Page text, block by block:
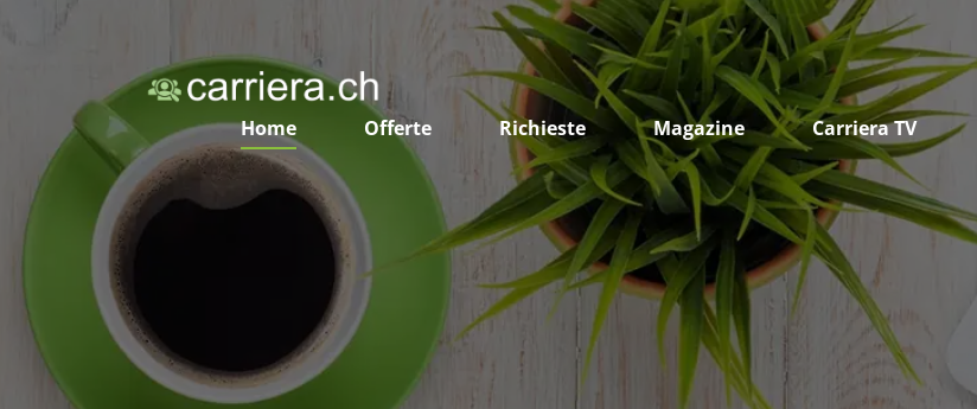
Home Offerte Richieste Magazine Carriera TV